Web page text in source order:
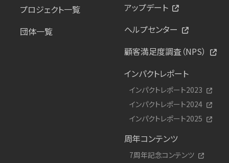
プロジェクト一覧
団体一覧
アップデート
ヘルプセンター
顧客満足度調査（NPS）
インパクトレポート
インパクトレポート2023
インパクトレポート2024
インパクトレポート2025
周年コンテンツ
7周年記念コンテンツ